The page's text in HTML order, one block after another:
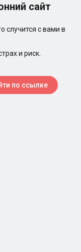
сайт
случится с вами в
и риск.
по ссылке